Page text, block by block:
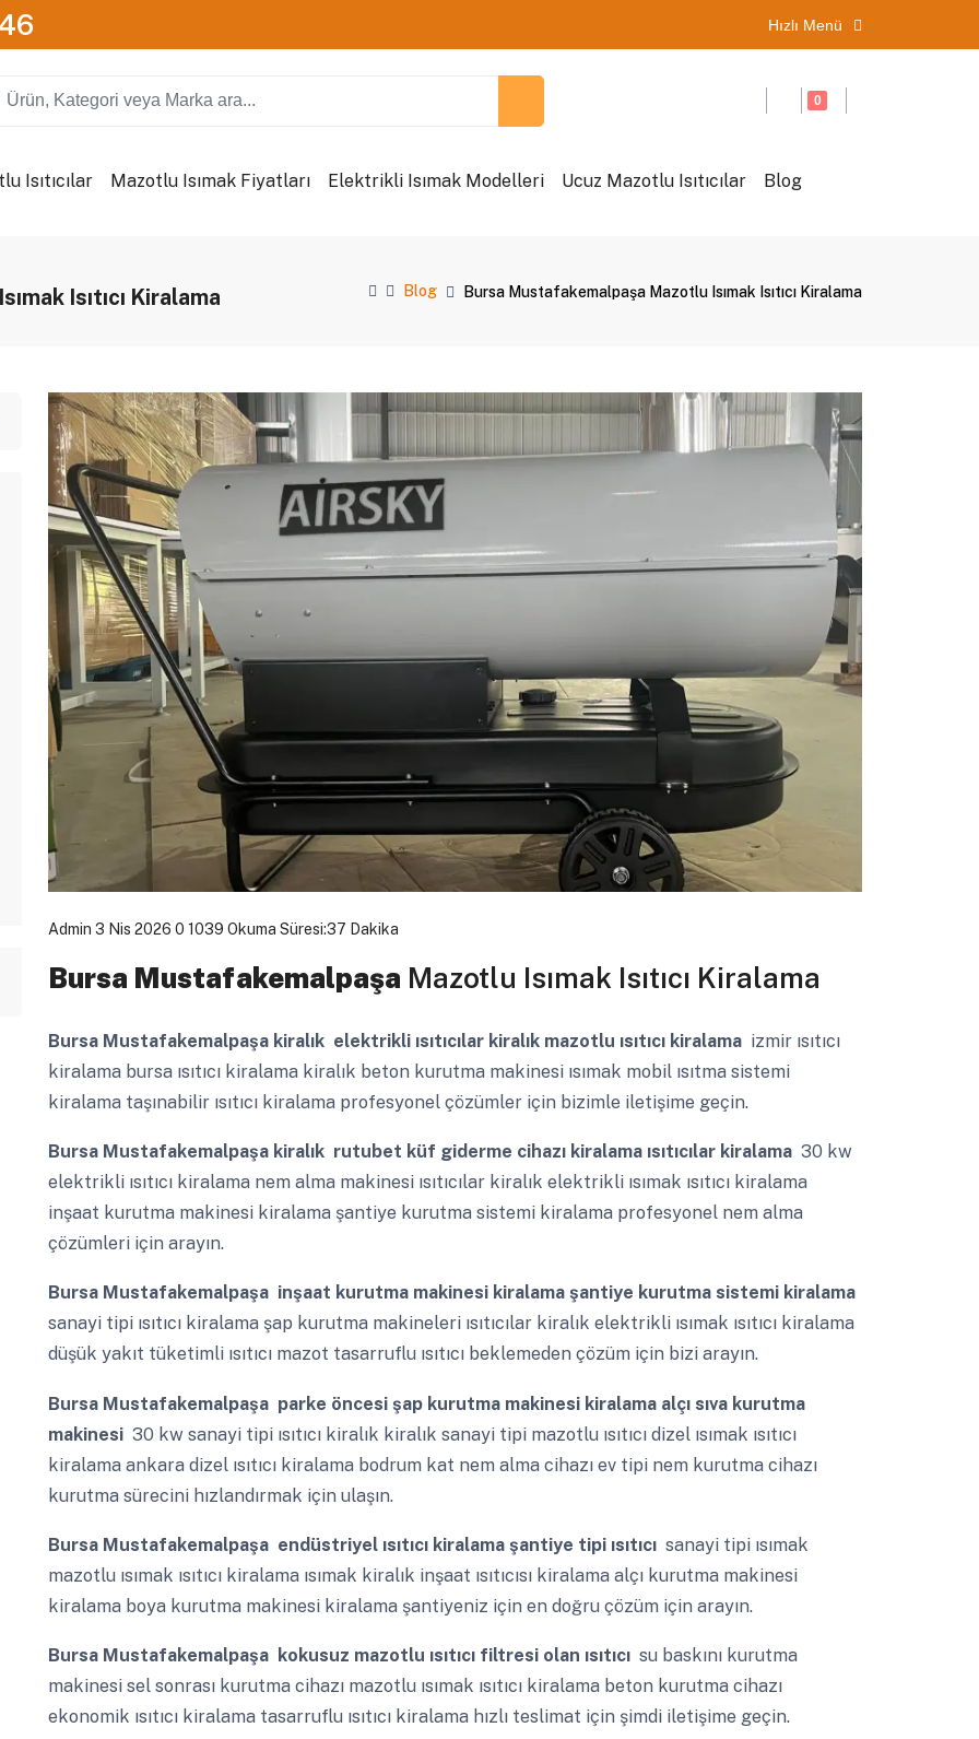
Hızlı Menü
0
Isıtıcılar Mazotlu Isımak Fiyatları Elektrikli Isımak Modelleri Ucuz Mazotlu Isıtıcılar Blog
Isıtıcı Kiralama Blog Bursa Mustafakemalpaşa Mazotlu Isımak Isıtıcı Kiralama
Admin 3 Nis 2026 0 1039 Okuma Süresi:37 Dakika
Bursa Mustafakemalpaşa Mazotlu Isımak Isıtıcı Kiralama
Bursa Mustafakemalpaşa kiralık elektrikli ısıtıcılar kiralık mazotlu ısıtıcı kiralama izmir ısıtıcı
kiralama bursa ısıtıcı kiralama kiralık beton kurutma makinesi ısımak mobil ısıtma sistemi
kiralama taşınabilir ısıtıcı kiralama profesyonel çözümler için bizimle iletişime geçin.
Bursa Mustafakemalpaşa kiralık rutubet küf giderme cihazı kiralama ısıtıcılar kiralama 30 kw
elektrikli ısıtıcı kiralama nem alma makinesi ısıtıcılar kiralık elektrikli ısımak ısıtıcı kiralama
inşaat kurutma makinesi kiralama şantiye kurutma sistemi kiralama profesyonel nem alma
çözümleri için arayın.
Bursa Mustafakemalpaşa inşaat kurutma makinesi kiralama şantiye kurutma sistemi kiralama
sanayi tipi ısıtıcı kiralama şap kurutma makineleri ısıtıcılar kiralık elektrikli ısımak ısıtıcı kiralama
düşük yakıt tüketimli ısıtıcı mazot tasarruflu ısıtıcı beklemeden çözüm için bizi arayın.
Bursa Mustafakemalpaşa parke öncesi şap kurutma makinesi kiralama alçı sıva kurutma
makinesi 30 kw sanayi tipi ısıtıcı kiralık kiralık sanayi tipi mazotlu ısıtıcı dizel ısımak ısıtıcı
kiralama ankara dizel ısıtıcı kiralama bodrum kat nem alma cihazı ev tipi nem kurutma cihazı
kurutma sürecini hızlandırmak için ulaşın.
Bursa Mustafakemalpaşa endüstriyel ısıtıcı kiralama şantiye tipi ısıtıcı sanayi tipi ısımak
mazotlu ısımak ısıtıcı kiralama ısımak kiralık inşaat ısıtıcısı kiralama alçı kurutma makinesi
kiralama boya kurutma makinesi kiralama şantiyeniz için en doğru çözüm için arayın.
Bursa Mustafakemalpaşa kokusuz mazotlu ısıtıcı filtresi olan ısıtıcı su baskını kurutma
makinesi sel sonrası kurutma cihazı mazotlu ısımak ısıtıcı kiralama beton kurutma cihazı
ekonomik ısıtıcı kiralama tasarruflu ısıtıcı kiralama hızlı teslimat için şimdi iletişime geçin.